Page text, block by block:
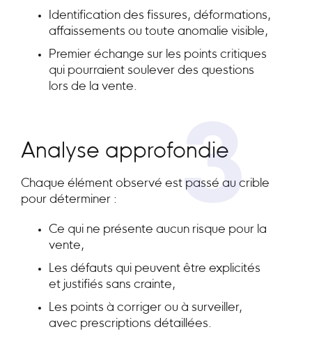
Identification des fissures, déformations,
affaissements ou toute anomalie visible,
Premier échange sur les points critiques
qui pourraient soulever des questions
lors de la vente.
3
Analyse approfondie
Chaque élément observé est passé au crible
pour déterminer :
Ce qui ne présente aucun risque pour la
vente,
Les défauts qui peuvent être explicités
et justifiés sans crainte,
Les points à corriger ou à surveiller,
avec prescriptions détaillées.